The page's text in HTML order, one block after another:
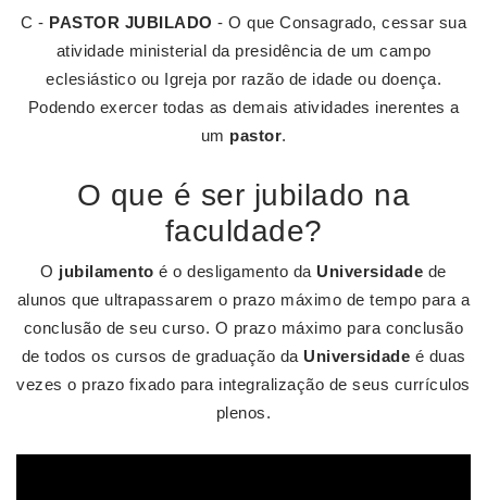
C - PASTOR JUBILADO - O que Consagrado, cessar sua
atividade ministerial da presidência de um campo
eclesiástico ou Igreja por razão de idade ou doença.
Podendo exercer todas as demais atividades inerentes a
um pastor.
O que é ser jubilado na
faculdade?
O jubilamento é o desligamento da Universidade de
alunos que ultrapassarem o prazo máximo de tempo para a
conclusão de seu curso. O prazo máximo para conclusão
de todos os cursos de graduação da Universidade é duas
vezes o prazo fixado para integralização de seus currículos
plenos.